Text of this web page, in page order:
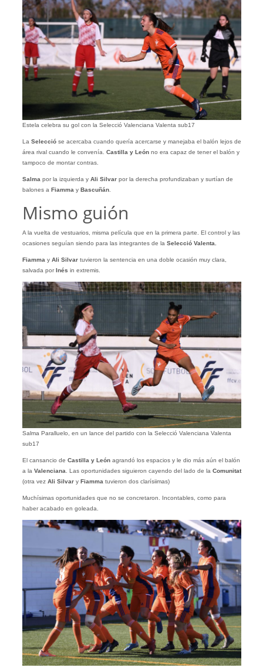
Estela celebra su gol con la Selecció Valenciana Valenta sub17
La Seleccióse acercaba cuando quería acercarse y manejaba el balón lejos de
área rival cuando le convenía. Castilla y Leónno era capaz de tener el balón y
tampoco de montar contras.
Salma por la izquierda y Ali Silvarpor la derecha profundizaban y surtían de
balones a Fiamma y Bascuñán.
Mismo guión
A la vuelta de vestuarios, misma película que en la primera parte. El control y las
ocasiones seguían siendo para las integrantes de la Selecció Valenta.
Fiamma y Ali Silvartuvieron la sentencia en una doble ocasión muy clara,
salvada porInés in extremis.
Salma Paralluelo, en un lance del partido con la Selecció Valenciana Valenta
sub17
El cansancio de Castilla y León agrandó los espacios y le dio más aún el balón
a la Valenciana . Las oportunidades siguieron cayendo del lado de la Comunitat
(otra vez Ali Silvary Fiamma tuvieron dos clarísiimas)
Muchísimas oportunidades que no se concretaron. Incontables, como para
haber acabado en goleada.